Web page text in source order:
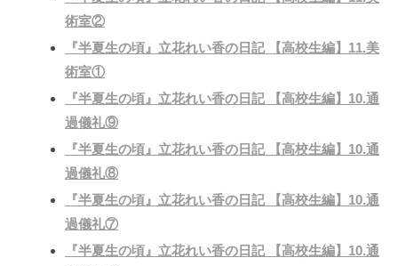
術室②
『半夏生の頃』立花れい香の日記 【高校生編】11.美
術室①
『半夏生の頃』立花れい香の日記 【高校生編】10.通
過儀礼⑨
『半夏生の頃』立花れい香の日記 【高校生編】10.通
過儀礼⑧
『半夏生の頃』立花れい香の日記 【高校生編】10.通
過儀礼⑦
『半夏生の頃』立花れい香の日記 【高校生編】10.通